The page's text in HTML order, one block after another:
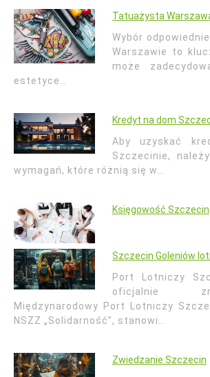
Tatuażysta
Wybór
Warszawie to
może
estetyce…
Kredyt na dom
Aby uzyskać
Szczecinie,
wymagań, które różnią się w…
Księgowość Szczecin
Szczecin Goleniów
Port Lotniczy
oficjalnie
Międzynarodowy Port Lotniczy
NSZZ „Solidarność”, stanowi…
Zwiedzanie Szczecin